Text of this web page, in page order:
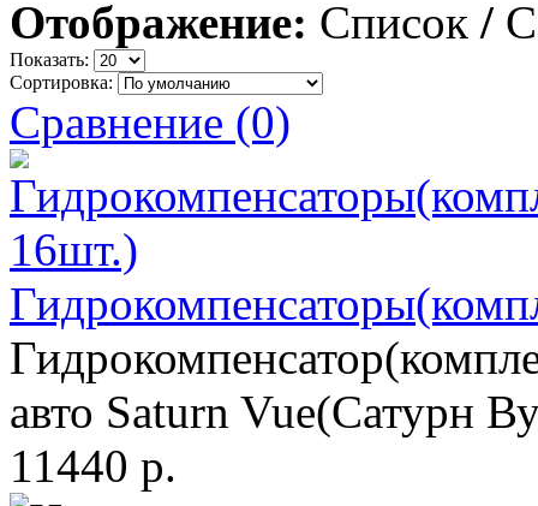
Отображение: Список /
Показать:
Сортировка:
Сравнение (0)
авто Saturn Vue(Сатурн
11440 р.